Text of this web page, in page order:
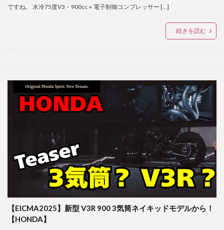
ですね。 水冷75度V3・900cc＋電子制御コンプレッサー […]
続きを読む
【EICMA2025】新型 V3R 900 3気筒ネイキッドモデルから！
【HONDA】